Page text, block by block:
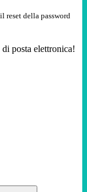
reset della password
posta elettronica!